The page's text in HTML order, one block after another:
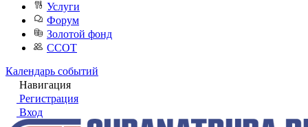
Услуги
Форум
Золотой фонд
ССОТ
Календарь событий
Навигация
Регистрация
Вход